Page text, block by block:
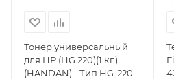
Тонер универсальный
для HP (HG 220)(1 кг.)
(HANDAN) - Тип HG-220